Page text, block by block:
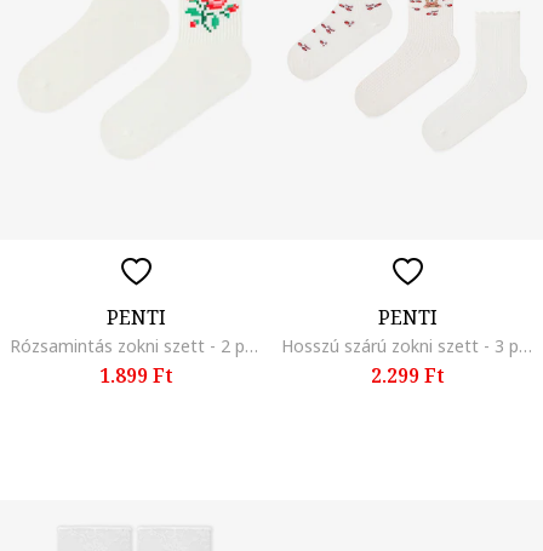
PENTI
Rózsamintás zokni szett - 2 pár, Türkizzöld, Törtfehér, Eperszín,
1.899 Ft
PENTI
Hosszú szárú zokni szett - 3 pár, Meggypiros, Tevebarna, Törtfehér,
2.299 Ft